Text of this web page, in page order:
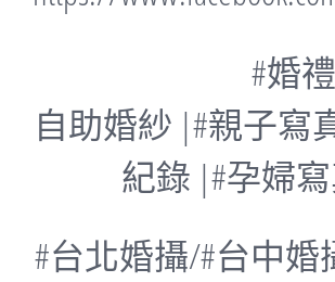
#婚禮紀
自助婚紗 |#親子寫
紀錄 |#孕婦
#台北婚攝/#台中婚